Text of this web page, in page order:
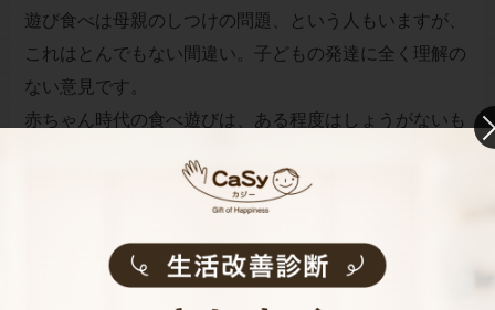
遊び食べは母親のしつけの問題、という人もいますが、
これはとんでもない間違い。子どもの発達に全く理解の
ない意見です。
赤ちゃん時代の食べ遊びは、ある程度はしょうがないも
ますから、しっかり対策をして、できれば笑顔で乗り切